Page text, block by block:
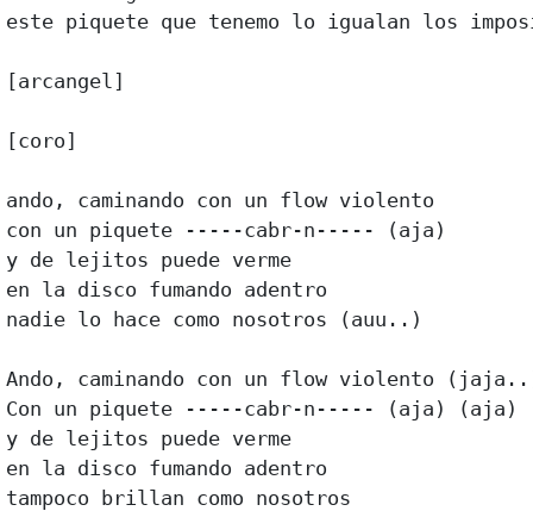
este piquete que tenemo lo igualan los
[arcangel]
[coro]
ando, caminando con un flow violento
con un piquete -----cabr-n----- (aja)
y de lejitos puede verme
en la disco fumando adentro
nadie lo hace como nosotros (auu..)
Ando, caminando con un flow violento
Con un piquete -----cabr-n----- (aja) (aja)
y de lejitos puede verme
en la disco fumando adentro
tampoco brillan como nosotros